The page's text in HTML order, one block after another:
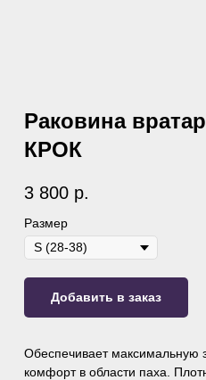
Раковина
КРОК
3 800 р.
Размер
Добавить в заказ
Обеспечивает максимальную
комфорт в области паха.